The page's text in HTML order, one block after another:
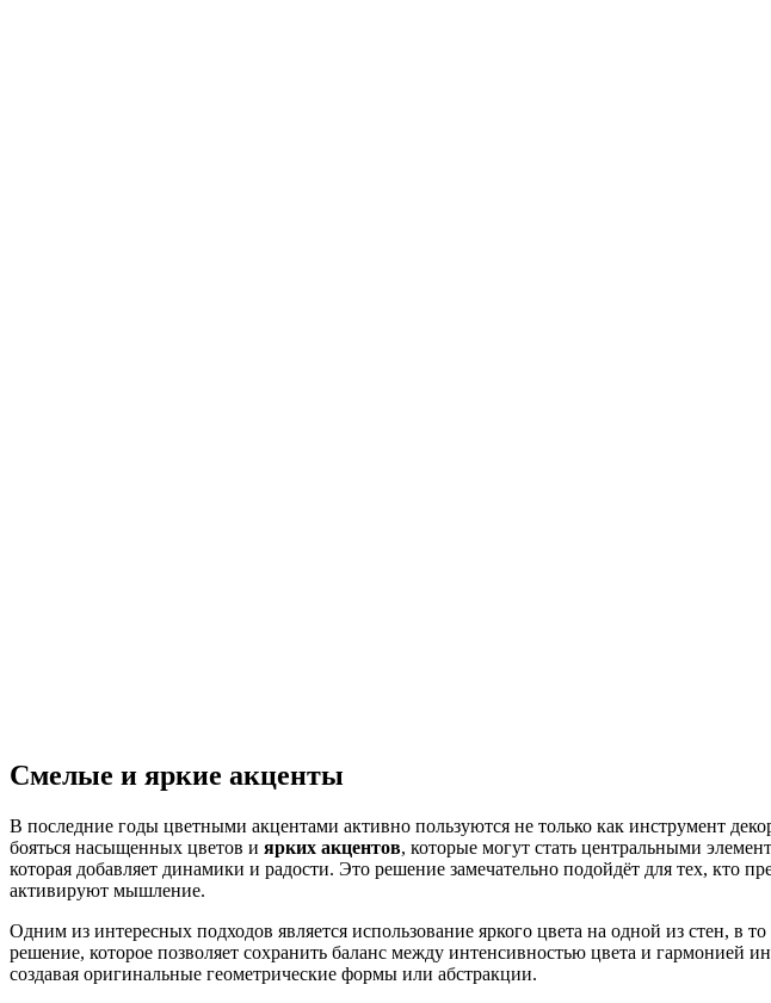
Смелые и яркие акценты
В последние годы цветными акцентами активно пользуются не только как инструмент
бояться насыщенных цветов и ярких акцентов, которые могут стать центральными
которая добавляет динамики и радости. Это решение замечательно подойдёт для тех, кто
активируют мышление.
Одним из интересных подходов является использование яркого цвета на одной из стен, в
решение, которое позволяет сохранить баланс между интенсивностью цвета и гармонией
создавая оригинальные геометрические формы или абстракции.